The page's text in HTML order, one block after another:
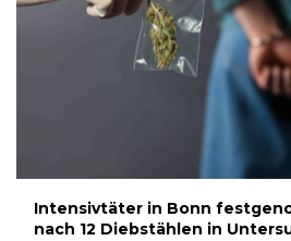
Intensivtäter in Bonn
nach 12 Diebstählen in